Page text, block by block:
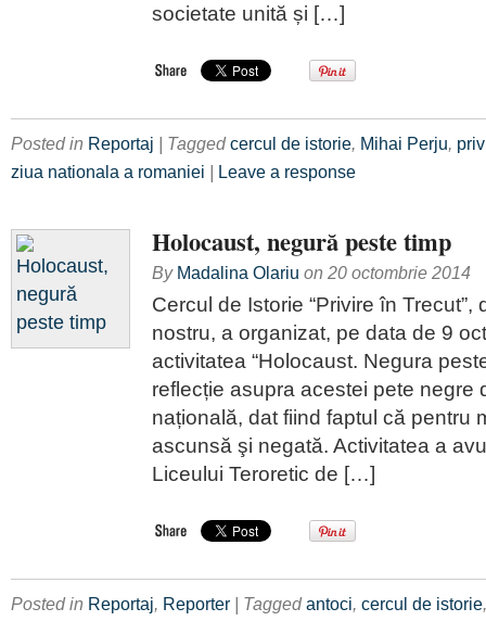
societate unită și […]
Posted in Reportaj | Taggedcercul de istorie, Mihai Perju,
ziua nationala a romaniei | Leave a response
Holocaust, negură peste timp
By Madalina Olariu on 20 octombrie 2014
Cercul de Istorie “Privire în Trecut”,
nostru, a organizat, pe data de 9
activitatea “Holocaust. Negura
reflecție asupra acestei pete negre
națională, dat fiind faptul că pentru
ascunsă şi negată. Activitatea a
Liceului Teroretic de […]
Posted in Reportaj, Reporter | Taggedantoci, cercul de istorie